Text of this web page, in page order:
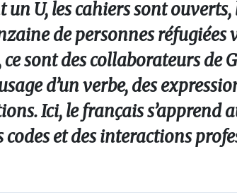
un U, les cahiers sont
de personnes réfugiées
sont des collaborateurs de
d’un verbe, des
Ici, le français s’apprend
codes et des interactions